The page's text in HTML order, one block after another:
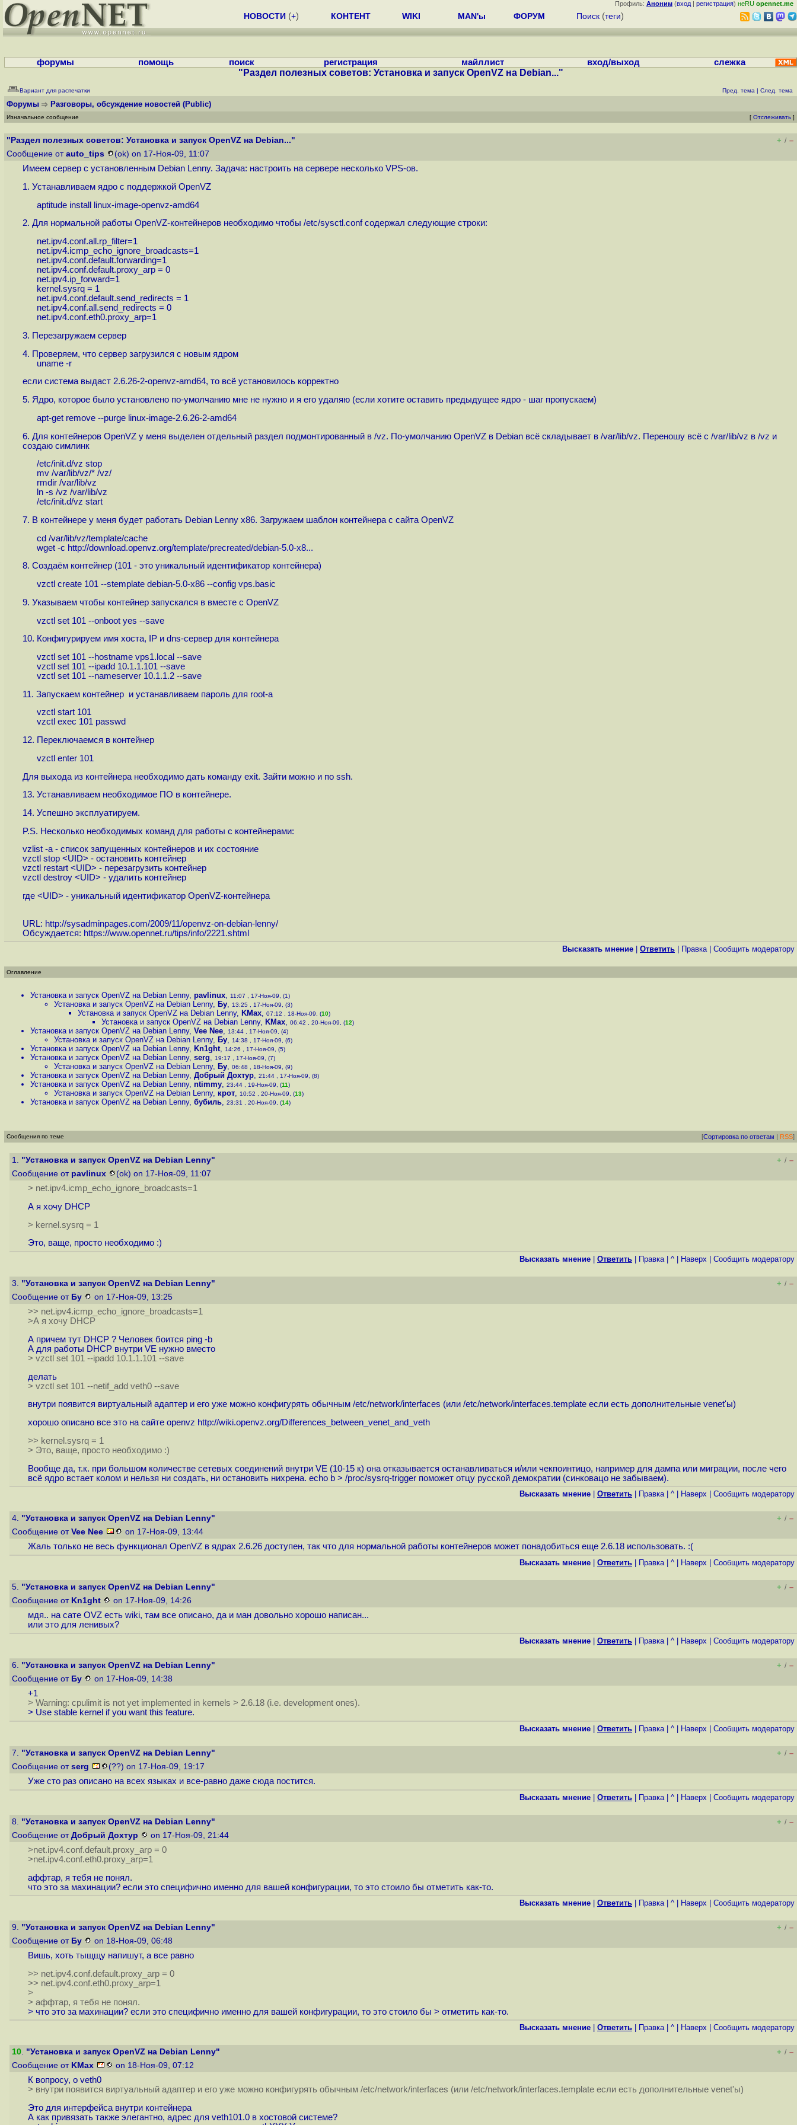
Профиль: Аноним (вход | регистрация) неRU opennet.me
НОВОСТИ (+) КОНТЕНТ WIKI MAN'ы ФОРУМ Поиск (теги)
форумы помощь поиск регистрация майллист вход/выход слежка
"Раздел полезных советов: Установка и запуск OpenVZ на Debian..."
Вариант для распечатки Пред. тема | След. тема
Форумы Разговоры, обсуждение новостей (Public)
Изначальное сообщение [ Отслеживать ]
"Раздел полезных советов: Установка и запуск OpenVZ на Debian..." + / –
Сообщение от auto_tips (ok) on 17-Ноя-09, 11:07
Имеем сервер с установленным Debian Lenny. Задача: настроить на серверe несколько VPS-ов.
1. Устанавливаем ядро с поддержкой OpenVZ
aptitude install linux-image-openvz-amd64
2. Для нормальной работы OpenVZ-контейнеров необходимо чтобы /etc/sysctl.conf содержал следующие строки:
net.ipv4.conf.all.rp_filter=1
net.ipv4.icmp_echo_ignore_broadcasts=1
net.ipv4.conf.default.forwarding=1
net.ipv4.conf.default.proxy_arp = 0
net.ipv4.ip_forward=1
kernel.sysrq = 1
net.ipv4.conf.default.send_redirects = 1
net.ipv4.conf.all.send_redirects = 0
net.ipv4.conf.eth0.proxy_arp=1
3. Перезагружаем сервер
4. Проверяем, что сервер загрузился с новым ядром
uname -r
если система выдаст 2.6.26-2-openvz-amd64, то всё установилось корректно
5. Ядро, которое было установлено по-умолчанию мне не нужно и я его удаляю (если хотите оставить предыдущее ядро - шаг пропускаем)
apt-get remove --purge linux-image-2.6.26-2-amd64
6. Для контейнеров OpenVZ у меня выделен отдельный раздел подмонтированный в /vz. По-умолчанию OpenVZ в Debian всё складывает в /var/lib/vz. Переношу всё с /var/lib/vz в /vz и
создаю симлинк
/etc/init.d/vz stop
mv /var/lib/vz/* /vz/
rmdir /var/lib/vz
ln -s /vz /var/lib/vz
/etc/init.d/vz start
7. В контейнере у меня будет работать Debian Lenny х86. Загружаем шаблон контейнера с сайта OpenVZ
cd /var/lib/vz/template/cache
wget -c http://download.openvz.org/template/precreated/debian-5.0-x8...
8. Создаём контейнер (101 - это уникальный идентификатор контейнера)
vzctl create 101 --stemplate debian-5.0-x86 --config vps.basic
9. Указываем чтобы контейнер запускался в вместе с OpenVZ
vzctl set 101 --onboot yes --save
10. Конфигурируем имя хоста, IP и dns-сервер для контейнера
vzctl set 101 --hostname vps1.local --save
vzctl set 101 --ipadd 10.1.1.101 --save
vzctl set 101 --nameserver 10.1.1.2 --save
11. Запускаем контейнер и устанавливаем пароль для root-a
vzctl start 101
vzctl exec 101 passwd
12. Переключаемся в контейнер
vzctl enter 101
Для выхода из контейнера необходимо дать команду exit. Зайти можно и по ssh.
13. Устанавливаем необходимое ПО в контейнере.
14. Успешно эксплуатируем.
P.S. Несколько необходимых команд для работы с контейнерами:
vzlist -a - список запущенных контейнеров и их состояние
vzctl stop <UID> - остановить контейнер
vzctl restart <UID> - перезагрузить контейнер
vzctl destroy <UID> - удалить контейнер
где <UID> - уникальный идентификатор OpenVZ-контейнера
URL: http://sysadminpages.com/2009/11/openvz-on-debian-lenny/
Обсуждается: https://www.opennet.ru/tips/info/2221.shtml
Высказать мнение Ответить Правка| Cообщить модератору
Оглавление
Установка и запуск OpenVZ на Debian Lenny, pavlinux, 11:07 , 17-Ноя-09, (1)
Установка и запуск OpenVZ на Debian Lenny, Бу, 13:25 , 17-Ноя-09, (3)
Установка и запуск OpenVZ на Debian Lenny, KMax, 07:12 , 18-Ноя-09, (10)
Установка и запуск OpenVZ на Debian Lenny, KMax, 06:42 , 20-Ноя-09, (12)
Установка и запуск OpenVZ на Debian Lenny, Vee Nee, 13:44 , 17-Ноя-09, (4)
Установка и запуск OpenVZ на Debian Lenny, Бу, 14:38 , 17-Ноя-09, (6)
Установка и запуск OpenVZ на Debian Lenny, Kn1ght, 14:26 , 17-Ноя-09, (5)
Установка и запуск OpenVZ на Debian Lenny, serg, 19:17 , 17-Ноя-09, (7)
Установка и запуск OpenVZ на Debian Lenny, Бу, 06:48 , 18-Ноя-09, (9)
Установка и запуск OpenVZ на Debian Lenny, Добрый Дохтур, 21:44 , 17-Ноя-09, (8)
Установка и запуск OpenVZ на Debian Lenny, ntimmy, 23:44 , 19-Ноя-09, (11)
Установка и запуск OpenVZ на Debian Lenny, крот, 10:52 , 20-Ноя-09, (13)
Установка и запуск OpenVZ на Debian Lenny, бубиль, 23:31 , 20-Ноя-09, (14)
Сообщения по теме [Сортировка по ответам | RSS]
1. "Установка и запуск OpenVZ на Debian Lenny" + / –
Сообщение от pavlinux (ok) on 17-Ноя-09, 11:07
> net.ipv4.icmp_echo_ignore_broadcasts=1
А я хочу DHCP
> kernel.sysrq = 1
Это, ваще, просто необходимо :)
Высказать мнение Ответить Правка| ^ Наверх Cообщить модератору
3. "Установка и запуск OpenVZ на Debian Lenny" + / –
Сообщение от Бу on 17-Ноя-09, 13:25
>> net.ipv4.icmp_echo_ignore_broadcasts=1
>А я хочу DHCP
А причем тут DHCP ? Человек боится ping -b
А для работы DHCP внутри VE нужно вместо
> vzctl set 101 --ipadd 10.1.1.101 --save
делать
> vzctl set 101 --netif_add veth0 --save
внутри появится виртуальный адаптер и его уже можно конфигурять обычным /etc/network/interfaces (или /etc/network/interfaces.template если есть дополнительные venet'ы)
хорошо описано все это на сайте openvz http://wiki.openvz.org/Differences_between_venet_and_veth
>> kernel.sysrq = 1
> Это, ваще, просто необходимо :)
Вообще да, т.к. при большом количестве сетевых соединений внутри VE (10-15 к) она отказывается останавливаться и/или чекпоинтицо, например для дампа или миграции, после чего
всё ядро встает колом и нельзя ни создать, ни остановить нихрена. echo b > /proc/sysrq-trigger поможет отцу русской демократии (синковацо не забываем).
Высказать мнение Ответить Правка| ^ Наверх Cообщить модератору
4. "Установка и запуск OpenVZ на Debian Lenny" + / –
Сообщение от Vee Nee on 17-Ноя-09, 13:44
Жаль только не весь функционал OpenVZ в ядрах 2.6.26 доступен, так что для нормальной работы контейнеров может понадобиться еще 2.6.18 использовать. :(
Высказать мнение Ответить Правка| ^ Наверх Cообщить модератору
5. "Установка и запуск OpenVZ на Debian Lenny" + / –
Сообщение от Kn1ght on 17-Ноя-09, 14:26
мдя.. на сате OVZ есть wiki, там все описано, да и ман довольно хорошо написан...
или это для ленивых?
Высказать мнение Ответить Правка| ^ Наверх Cообщить модератору
6. "Установка и запуск OpenVZ на Debian Lenny" + / –
Сообщение от Бу on 17-Ноя-09, 14:38
+1
> Warning: cpulimit is not yet implemented in kernels > 2.6.18 (i.e. development ones).
> Use stable kernel if you want this feature.
Высказать мнение Ответить Правка| ^ Наверх Cообщить модератору
7. "Установка и запуск OpenVZ на Debian Lenny" + / –
Сообщение от serg (??) on 17-Ноя-09, 19:17
Уже сто раз описано на всех языках и все-равно даже сюда постится.
Высказать мнение Ответить Правка| ^ Наверх Cообщить модератору
8. "Установка и запуск OpenVZ на Debian Lenny" + / –
Сообщение от Добрый Дохтур on 17-Ноя-09, 21:44
>net.ipv4.conf.default.proxy_arp = 0
>net.ipv4.conf.eth0.proxy_arp=1
аффтар, я тебя не понял.
что это за махинации? если это специфично именно для вашей конфигурации, то это стоило бы отметить как-то.
Высказать мнение Ответить Правка| ^ Наверх Cообщить модератору
9. "Установка и запуск OpenVZ на Debian Lenny" + / –
Сообщение от Бу on 18-Ноя-09, 06:48
Вишь, хоть тыщщу напишут, а все равно
>> net.ipv4.conf.default.proxy_arp = 0
>> net.ipv4.conf.eth0.proxy_arp=1
>
> аффтар, я тебя не понял.
> что это за махинации? если это специфично именно для вашей конфигурации, то это стоило бы > отметить как-то.
Высказать мнение Ответить Правка| ^ Наверх Cообщить модератору
10. "Установка и запуск OpenVZ на Debian Lenny" + / –
Сообщение от KMax on 18-Ноя-09, 07:12
К вопросу, о veth0
> внутри появится виртуальный адаптер и его уже можно конфигурять обычным /etc/network/interfaces (или /etc/network/interfaces.template если есть дополнительные venet'ы)
Это для интерфейса внутри контейнера
А как привязать также элегантно, адрес для veth101.0 в хостовой системе?